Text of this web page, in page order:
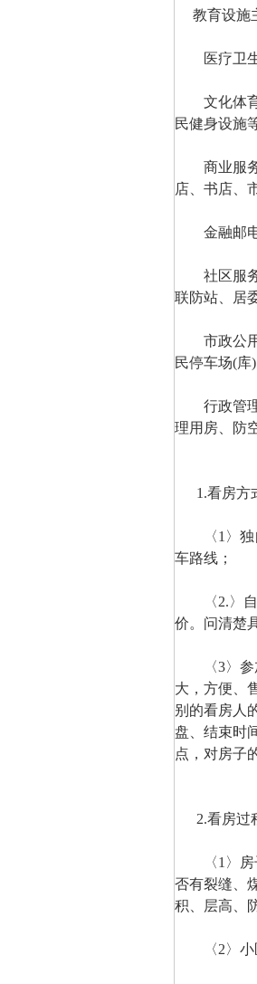
教育设施
医疗卫生
文化体育
民健身设施
商业服务
店、书店、
金融邮电
社区服务
联防站、居
市政公用
民停车场(库
行政管理
理用房、防
1.看房方
〈1〉独自
车路线；
〈2.〉自
价。问清楚
〈3〉参加
大，方便、
别的看房人
盘、结束时
点，对房子
2.看房过
〈1〉房子
否有裂缝、
积、层高、
〈2〉小区